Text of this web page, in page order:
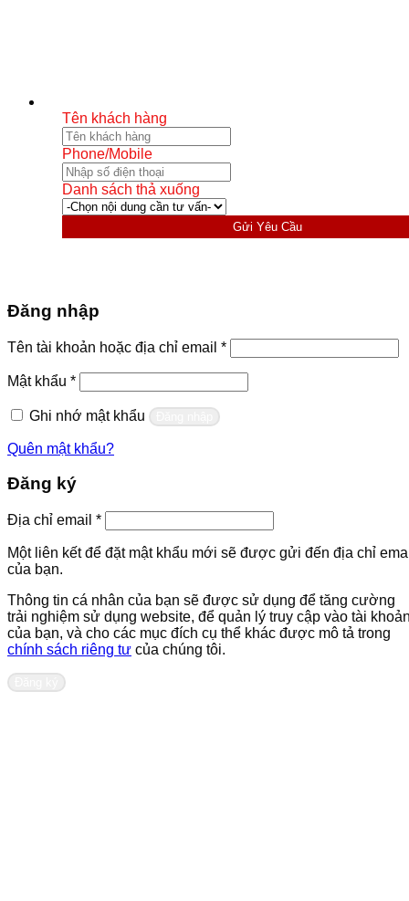
Tên khách hàng
Phone/Mobile
Danh sách thả xuống
Gửi Yêu Cầu
Đăng nhập
Tên tài khoản hoặc địa chỉ email *Bắt
buộc
Mật khẩu *Bắt
buộc
Ghi nhớ mật khẩu
Quên mật khẩu?
Đăng ký
Địa chỉ email *Bắt
buộc
Một liên kết để đặt mật khẩu mới sẽ được gửi đến địa chỉ
của bạn.
Thông tin cá nhân của bạn sẽ được sử dụng để tăng cường
trải nghiệm sử dụng website, để quản lý truy cập vào tài
của bạn, và cho các mục đích cụ thể khác được mô tả trong
chính sách riêng tư của chúng tôi.